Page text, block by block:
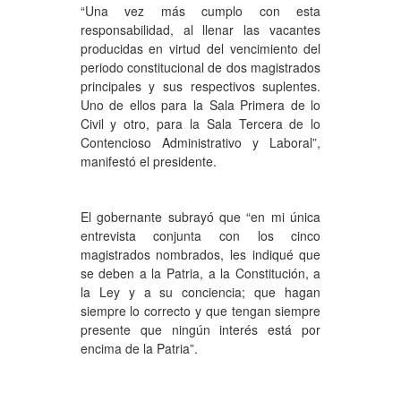
“Una vez más cumplo con esta
responsabilidad, al llenar las vacantes
producidas en virtud del vencimiento del
periodo constitucional de dos magistrados
principales y sus respectivos suplentes.
Uno de ellos para la Sala Primera de lo
Civil y otro, para la Sala Tercera de lo
Contencioso Administrativo y Laboral”,
manifestó el presidente.
El gobernante subrayó que “en mi única
entrevista conjunta con los cinco
magistrados nombrados, les indiqué que
se deben a la Patria, a la Constitución, a
la Ley y a su conciencia; que hagan
siempre lo correcto y que tengan siempre
presente que ningún interés está por
encima de la Patria”.